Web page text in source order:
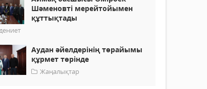
Шәменовті мерейтойымен
құттықтады
Аудан әйелдерінің төрайымы
құрмет төрінде
Жаңалықтар